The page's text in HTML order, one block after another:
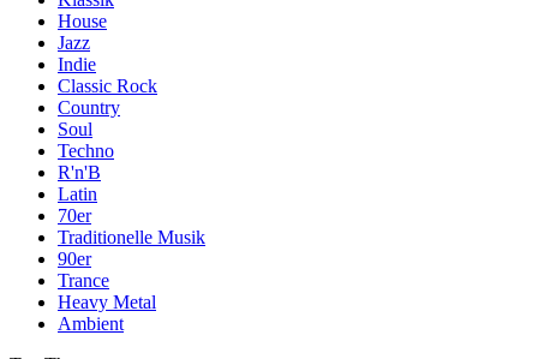
House
Jazz
Indie
Classic Rock
Country
Soul
Techno
R'n'B
Latin
70er
Traditionelle Musik
90er
Trance
Heavy Metal
Ambient